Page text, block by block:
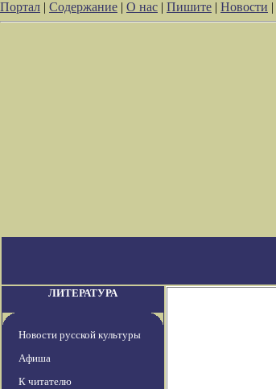
Портал | Содержание | О нас | Пишите | Новости |
ЛИТЕРАТУРА
Новости русской культуры
Афиша
К читателю